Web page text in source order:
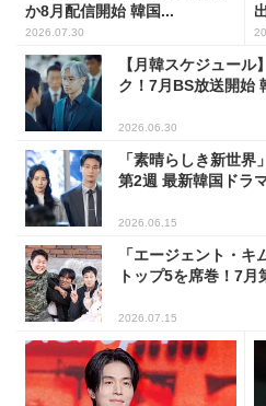
か8月配信開始 韓国...
2026.07.30
【月韓スケジュー
ク！7月BS放送開始
2026.06.30
「素晴らしき新世界
第2週 最新韓国ドラ
2026.06.15
「エージェント・
トップ5を席巻！7月
2026.07.15